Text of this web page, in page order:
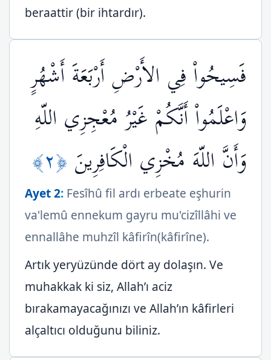
beraattir (bir ihtardır).
فَسِيحُواْ فِي الأَرْضِ أَرْبَعَةَ أَشْهُرٍ
وَاعْلَمُواْ أَنَّكُمْ غَيْرُ مُعْجِزِي اللّهِ
وَأَنَّ اللّهَ مُخْزِي الْكَافِرِينَ ﴿٢﴾
Ayet 2: Fesîhû fil ardı erbeate eşhurin
va'lemû ennekum gayru mu'cizîllâhi ve
ennallâhe muhzîl kâfirîn(kâfirîne).
Artık yeryüzünde dört ay dolaşın. Ve
muhakkak ki siz, Allah’ı aciz
bırakamayacağınızı ve Allah’ın kâfirleri
alçaltıcı olduğunu biliniz.